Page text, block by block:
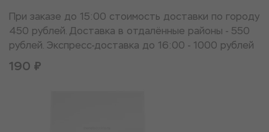
При заказе до 15:00 стоимость доставки по городу
450 рублей. Доставка в отдалённые районы - 550
рублей. Экспресс-доставка до 16:00 - 1000 рублей
190 ₽